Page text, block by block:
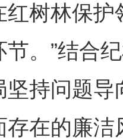
红树林保
。”结合
坚持问题
存在的廉